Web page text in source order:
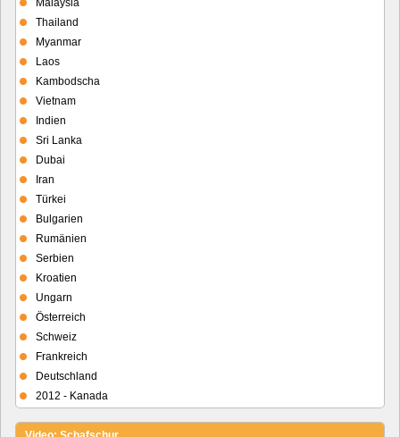
Thailand
Myanmar
Laos
Kambodscha
Vietnam
Indien
Sri Lanka
Dubai
Iran
Türkei
Bulgarien
Rumänien
Serbien
Kroatien
Ungarn
Österreich
Schweiz
Frankreich
Deutschland
2012 - Kanada